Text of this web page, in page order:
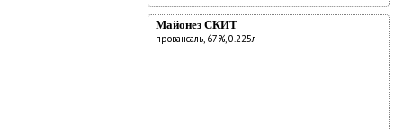
Майонез СКИТ
провансаль, 67%, 0.225л